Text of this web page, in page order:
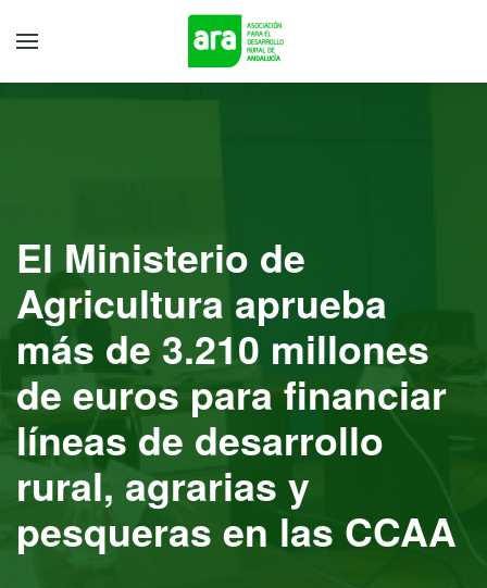
El Ministerio de
Agricultura aprueba
más de 3.210 millones
de euros para financiar
líneas de desarrollo
rural, agrarias y
pesqueras en las CCAA